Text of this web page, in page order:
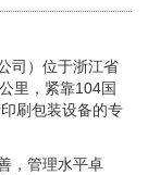
司）位于浙江省
里，紧靠104国
刷包装设备的专
，管理水平卓